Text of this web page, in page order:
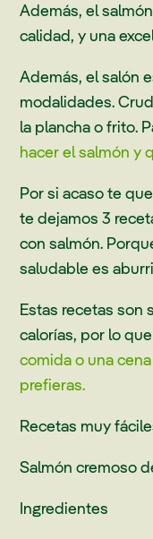
Además, el
calidad, y una
Además, el salón
modalidades.
la plancha o frito.
hacer el salmón y
Por si acaso te
te dejamos 3
con salmón.
saludable es
Estas recetas son
calorías, por lo que
comida o una
prefieras.
Recetas muy
Salmón cremoso
Ingredientes